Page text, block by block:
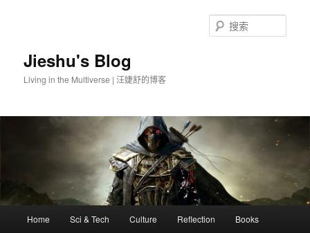
Jieshu's Blog
Living in the Multiverse | 汪婕舒的博客
索
跳
跳
Home Sci & Tech Culture Reflection Books